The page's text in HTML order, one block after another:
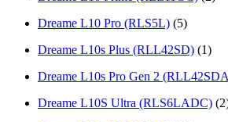
Dreame L10 Pro (RLS5L) (5)
Dreame L10s Plus (RLL42SD) (1)
Dreame L10s Pro Gen 2
Dreame L10S Ultra (RLS6LADC)